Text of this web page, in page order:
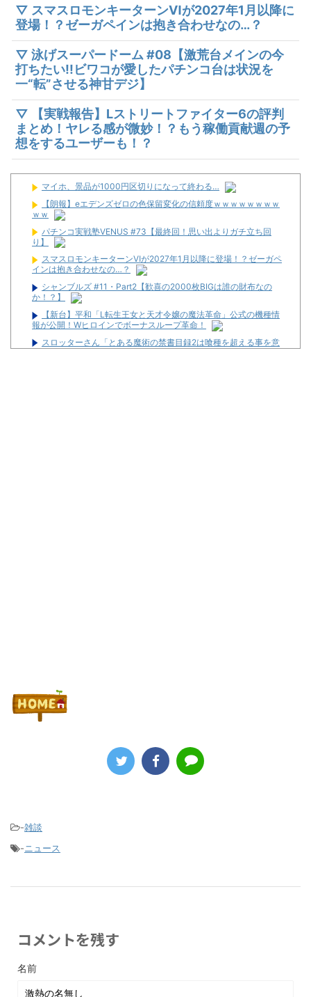
▽ スマスロモンキーターンⅥが2027年1月以降に
登場！？ゼーガペインは抱き合わせなの…？
▽ 泳げスーパードーム #08【激荒台メインの今
打ちたい!!ビワコが愛したパチンコ台は状況を
一“転”させる神甘デジ】
▽ 【実戦報告】Lストリートファイター6の評判
まとめ！ヤレる感が微妙！？もう稼働貢献週の予
想をするユーザーも！？
マイホ、景品が1000円区切りになって終わる…
【朗報】eエデンズゼロの色保留変化の信頼度ｗｗｗｗｗｗｗｗ
ｗｗ
パチンコ実戦塾VENUS #73【最終回！思い出よりガチ立ち回
り】
スマスロモンキーターンⅥが2027年1月以降に登場！？ゼーガペ
インは抱き合わせなの…？
シャンブルズ #11・Part2【歓喜の2000枚BIGは誰の財布なの
か！？】
【新台】平和「L転生王女と天才令嬢の魔法革命」公式の機種情
報が公開！Wヒロインでボーナスループ革命！
スロッターさん「とある魔術の禁書目録2は喰種を超える事を意
識して作ってるだけあって、演出・ゲーム性は東京喰種よりも良
-雑談
-ニュース
コメントを残す
名前